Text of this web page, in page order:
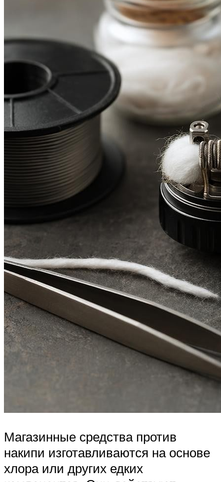
Магазинные средства против
накипи изготавливаются на основе
хлора или других едких